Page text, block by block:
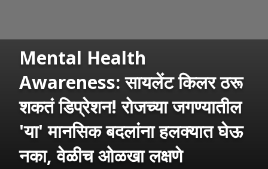
Mental Health
Awareness: सायलेंट किलर ठरू
शकतं डिप्रेशन! रोजच्या जगण्यातील
'या' मानसिक बदलांना हलक्यात घेऊ
नका, वेळीच ओळखा लक्षणे